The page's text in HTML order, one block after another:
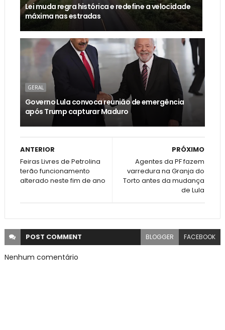
Lei muda regra histórica e redefine a velocidade
máxima nas estradas
GERAL
Governo Lula convoca reunião de emergência
após Trump capturar Maduro
PRÓXIMO
Agentes da PF fazem
varredura na Granja do
Torto antes da mudança
de Lula
ANTERIOR
Feiras Livres de Petrolina
terão funcionamento
alterado neste fim de ano
POST COMMENT BLOGGER FACEBOOK
Nenhum comentário